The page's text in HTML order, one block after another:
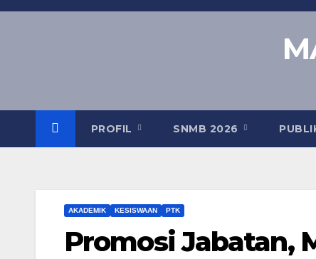
Skip
PROFIL SNMB 2026
AKADEMIK KESISWAAN PTK
Promosi Jabatan,